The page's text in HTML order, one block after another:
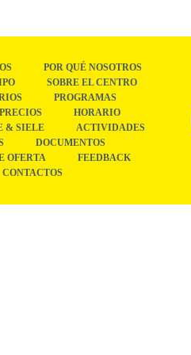
POR QUÉ NOSOTROS
SOBRE EL CENTRO
PROGRAMAS
HORARIO
& SIELE
ACTIVIDADES
DOCUMENTOS
OFERTA
FEEDBACK
CONTACTOS